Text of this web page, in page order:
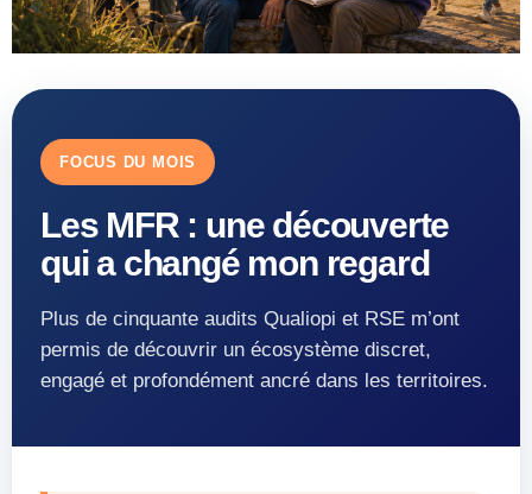
FOCUS DU MOIS
Les MFR : une découverte
qui a changé mon regard
Plus de cinquante audits Qualiopi et RSE m’ont
permis de découvrir un écosystème discret,
engagé et profondément ancré dans les territoires.